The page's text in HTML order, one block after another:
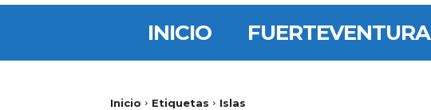
INICIO FUERTEVENTURA
Inicio Etiquetas Islas